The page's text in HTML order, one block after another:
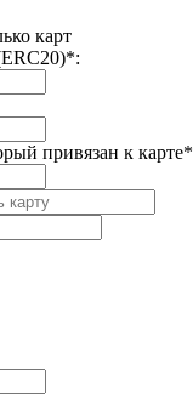
карт
*:
привязан к карте*